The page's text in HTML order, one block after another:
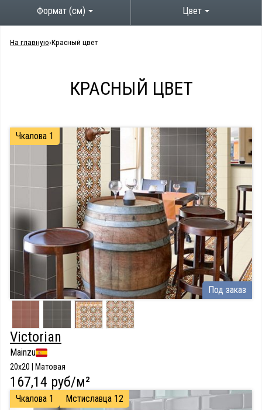
Формат (см) Цвет
На главную Красный цвет
КРАСНЫЙ ЦВЕТ
Чкалова 1
Под заказ
Victorian
Mainzu
20x20 | Матовая
167,14 руб/м²
Чкалова 1 Мстиславца 12